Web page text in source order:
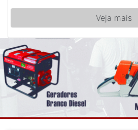
Veja mais